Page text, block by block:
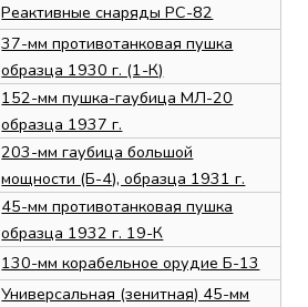
Реактивные снаряды РС-82
37-мм противотанковая пушка
образца 1930 г. (1-К)
152-мм пушка-гаубица МЛ-20
образца 1937 г.
203-мм гаубица большой
мощности (Б-4), образца 1931 г.
45-мм противотанковая пушка
образца 1932 г. 19-К
130-мм корабельное орудие Б-13
Универсальная (зенитная) 45-мм